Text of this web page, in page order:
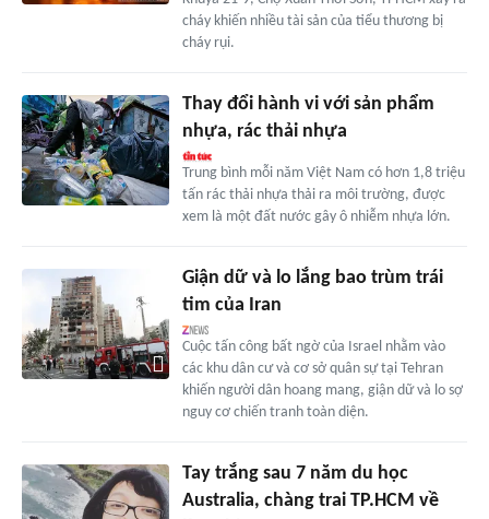
cháy khiến nhiều tài sản của tiểu thương bị
cháy rụi.
Thay đổi hành vi với sản phẩm
nhựa, rác thải nhựa
Trung bình mỗi năm Việt Nam có hơn 1,8 triệu
tấn rác thải nhựa thải ra môi trường, được
xem là một đất nước gây ô nhiễm nhựa lớn.
Giận dữ và lo lắng bao trùm trái
tim của Iran
Cuộc tấn công bất ngờ của Israel nhằm vào
các khu dân cư và cơ sở quân sự tại Tehran
khiến người dân hoang mang, giận dữ và lo sợ
nguy cơ chiến tranh toàn diện.
Tay trắng sau 7 năm du học
Australia, chàng trai TP.HCM về